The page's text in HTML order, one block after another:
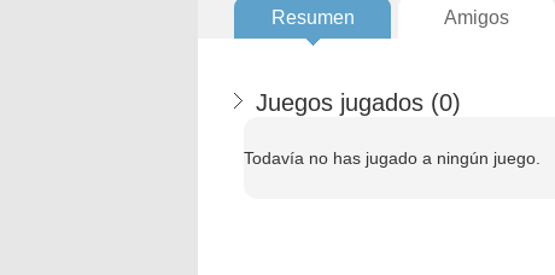
Resumen Amigos
Juegos jugados (0)
Todavía no has jugado a ningún juego.